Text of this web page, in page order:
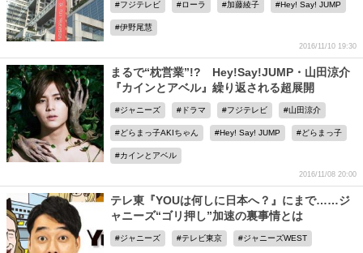
フジテレビ ローラ 加藤綾子 Hey! Say! JUMP
伊野尾慧
2016/11/10 19:30
まるで“枕営業”!? Hey!Say!JUMP・山田涼介
『カインとアベル』繰り返される超展開
ジャニーズ ドラマ フジテレビ 山田涼介
どらまっ子AKIちゃん Hey! Say! JUMP どらまっ子
カインとアベル
2016/11/08 20:00
テレ東『YOUは何しに日本へ？』にまで……ジ
ャニーズ“ゴリ押し”加速の裏事情とは
ジャニーズ テレビ東京 ジャニーズWEST